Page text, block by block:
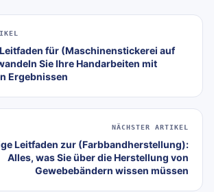
für (Maschinenstickerei auf
Sie Ihre Handarbeiten mit
Ergebnissen
NÄCHSTER ARTIKEL
Leitfaden zur (Farbbandherstellung):
Alles, was Sie über die Herstellung von
Gewebebändern wissen müssen